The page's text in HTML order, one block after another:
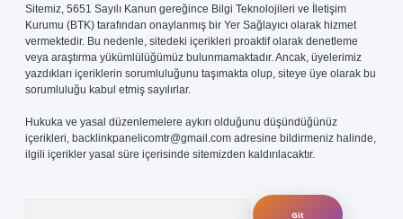
Sitemiz, 5651 Sayılı Kanun gereğince Bilgi Teknolojileri ve İletişim
Kurumu (BTK) tarafından onaylanmış bir Yer Sağlayıcı olarak hizmet
vermektedir. Bu nedenle, sitedeki içerikleri proaktif olarak denetleme
veya araştırma yükümlülüğümüz bulunmamaktadır. Ancak, üyelerimiz
yazdıkları içeriklerin sorumluluğunu taşımakta olup, siteye üye olarak bu
sorumluluğu kabul etmiş sayılırlar.
Hukuka ve yasal düzenlemelere aykırı olduğunu düşündüğünüz
içerikleri, backlinkpanelicomtr@gmail.com adresine bildirmeniz halinde,
ilgili içerikler yasal süre içerisinde sitemizden kaldırılacaktır.